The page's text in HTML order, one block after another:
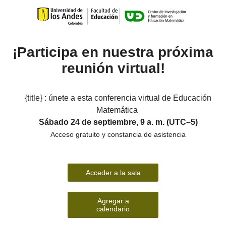
¡Participa en nuestra próxima
reunión virtual!
{title} : únete a esta conferencia virtual de Educación
Matemática
Sábado 24 de septiembre, 9 a. m. (UTC–5)
Acceso gratuito y constancia de asistencia
Acceder a la sala
Agregar a
calendario